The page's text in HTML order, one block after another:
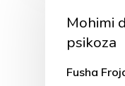
Mohimi
psikoza
Fusha